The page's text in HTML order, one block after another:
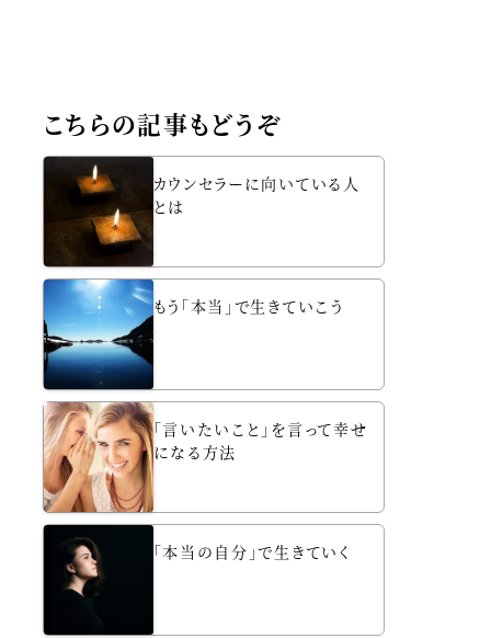
こちらの記事もどうぞ
カウンセラーに向いている人
とは
もう「本当」で生きていこう
「言いたいこと」を言って幸せ
になる方法
「本当の自分」で生きていく